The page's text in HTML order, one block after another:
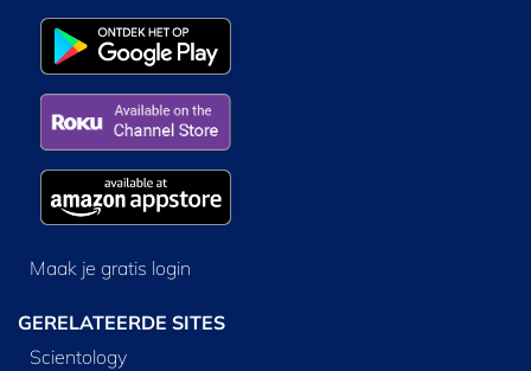
Maak je gratis login
GERELATEERDE SITES
Scientology